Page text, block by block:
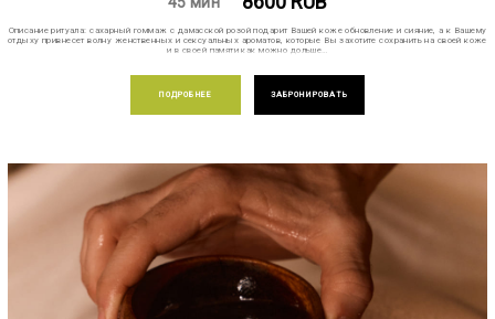
Описание ритуала: сахарный гоммаж с дамасской розой подарит Вашей коже обновление и сияние, а к Вашему
отдыху привнесет волну женственных и сексуальных ароматов, которые Вы захотите сохранить на своей коже
и в своей памяти как можно дольше…
ПОДРОБНЕЕ ЗАБРОНИРОВАТЬ